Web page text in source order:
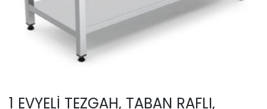
1 EVYELİ TEZGAH, TABAN RAFLI,